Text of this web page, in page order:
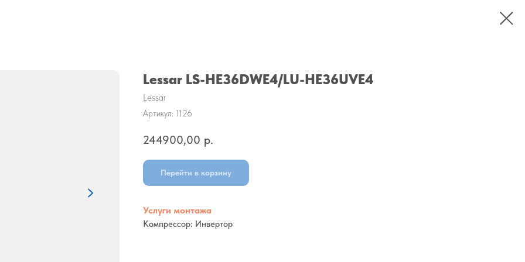
Lessar LS-HE36DWE4/LU-HE36UVE4
Lessar
Артикул: 1126
244900,00 р.
Перейти в корзину
Услуги монтажа
Компрессор: Инвертор